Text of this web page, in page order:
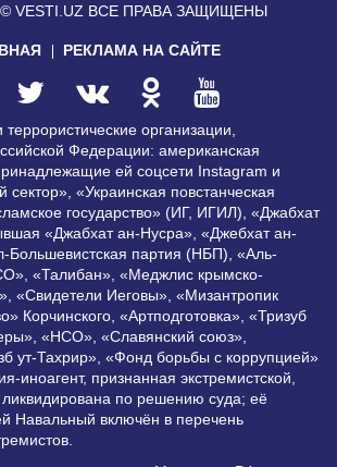
VESTI.UZ ВСЕ ПРАВА ЗАЩИЩЕНЫ
РЕКЛАМА НА САЙТЕ
организации,
Федерации: американская
ей соцсети Instagram и
«Украинская повстанческая
государство» (ИГ, ИГИЛ), «Джабхат
«Джабхат ан-Нусра», «Джебхат ан-
Большевистская партия (НБП), «Аль-
«Талибан», «Меджлис крымско-
«Свидетели Иеговы», «Мизантропик
Корчинского, «Артподготовка», «Тризуб
«НСО», «Славянский союз»,
ут-Тахрир», «Фонд борьбы с коррупцией»
иноагент, признанная экстремистской,
по решению суда; её
Навальный включён в перечень